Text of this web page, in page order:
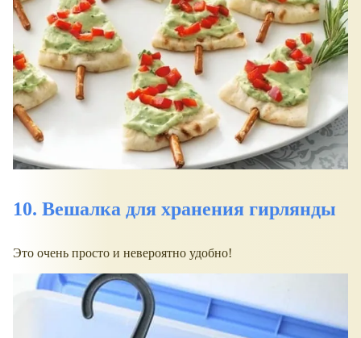
10. Вешалка для хранения гирлянды
Это очень просто и невероятно удобно!